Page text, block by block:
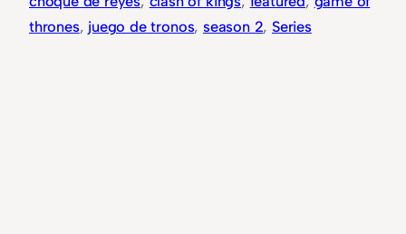
thrones, juego de tronos, season 2, Series